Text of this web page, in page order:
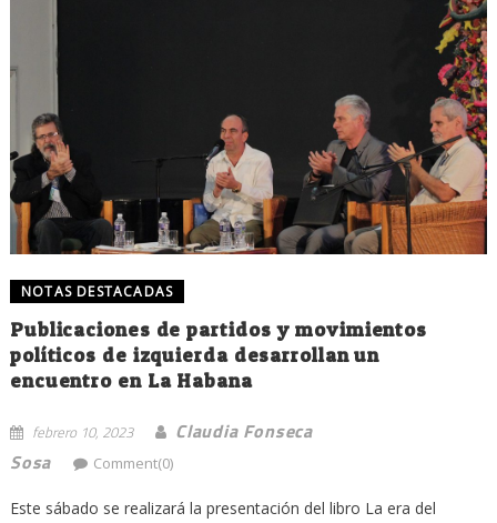
NOTAS DESTACADAS
Publicaciones de partidos y movimientos
políticos de izquierda desarrollan un
encuentro en La Habana
febrero 10, 2023
Claudia Fonseca
Sosa
Comment(0)
Este sábado se realizará la presentación del libro La era del